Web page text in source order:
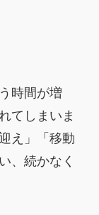
時間が増
てしまいま
え」「移動
、続かなく